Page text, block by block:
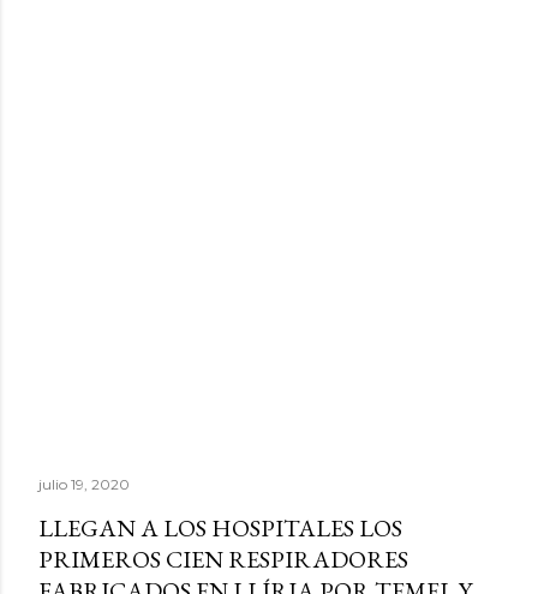
julio 19, 2020
LLEGAN A LOS HOSPITALES LOS
PRIMEROS CIEN RESPIRADORES